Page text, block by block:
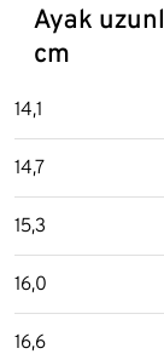
Ayak
cm
14,1
14,7
15,3
16,0
16,6